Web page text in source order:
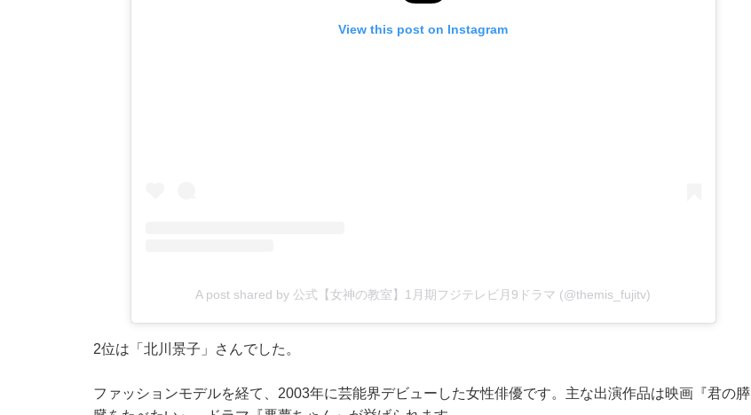
View this post on Instagram
A post shared by 公式【女神の教室】1月期フジテレビ月9ドラマ (@themis_fujitv)
2位は「北川景子」さんでした。
ファッションモデルを経て、2003年に芸能界デビューした女性俳優です。主な出演作品は映画『君の膵